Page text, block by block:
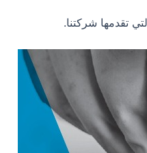
تقدمها شركتنا.